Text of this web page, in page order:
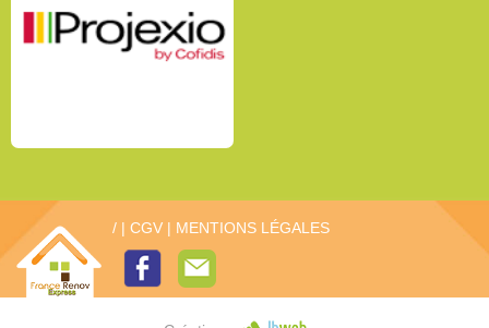
/ | CGV | MENTIONS LÉGALES